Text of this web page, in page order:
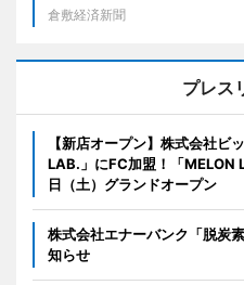
倉敷経済新聞
プレス
【新店オープン】株式会社ビ
LAB.」にFC加盟！「
日（土）グランドオープン
株式会社エナーバンク「脱炭
知らせ